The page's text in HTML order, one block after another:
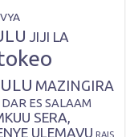
JIJI LA
MAZINGIRA
ES SALAAM
SERA,
ULEMAVU RAIS